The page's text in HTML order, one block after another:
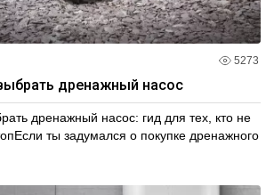
5273
дренажный насос
дренажный насос: гид для тех, кто не
ты задумался о покупке дренажного